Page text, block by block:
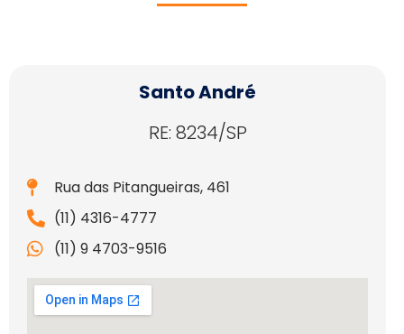
Santo André
RE: 8234/SP
Rua das Pitangueiras, 461
(11) 4316-4777
(11) 9 4703-9516